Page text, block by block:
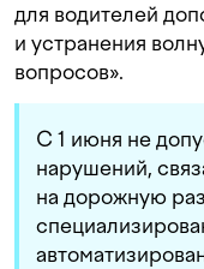
для водителей
и устранения
вопросов».
С 1 июня не
нарушений,
на дорожную